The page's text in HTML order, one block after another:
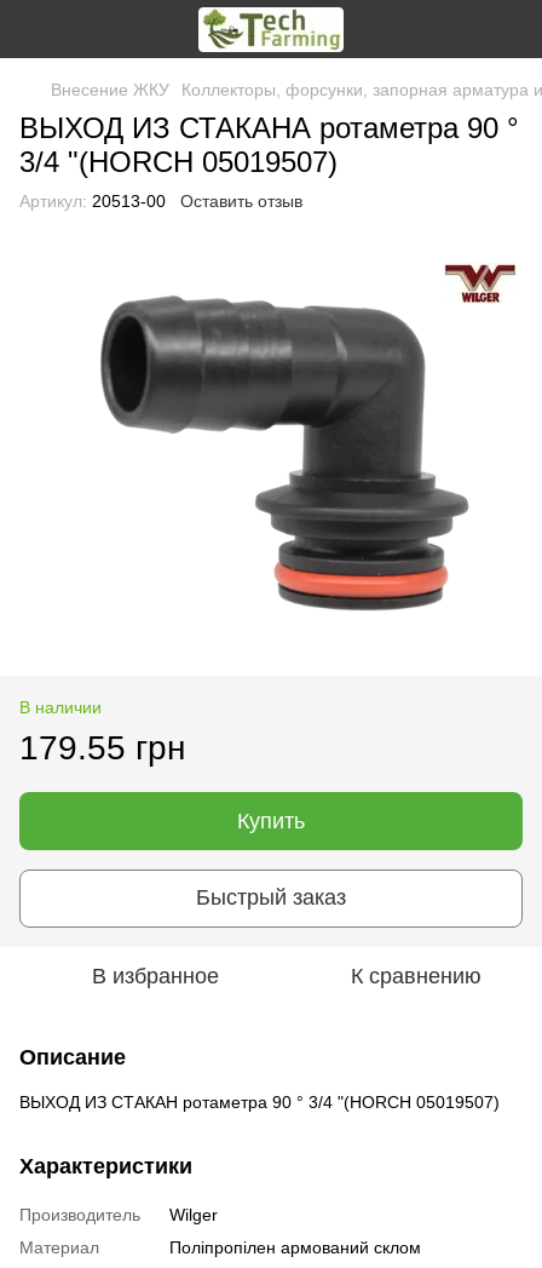
Внесение ЖКУ Коллекторы, форсунки, запорная
ВЫХОД ИЗ СТАКАНА ротаметра 90 °
3/4 "(HORCH 05019507)
Артикул: 20513-00 Оставить отзыв
В наличии
179.55 грн
Купить
Быстрый заказ
В избранное К сравнению
Описание
ВЫХОД ИЗ СТАКАН ротаметра 90 ° 3/4 "(HORCH 05019507)
Характеристики
Производитель
Wilger
Материал
Поліпропілен армований склом